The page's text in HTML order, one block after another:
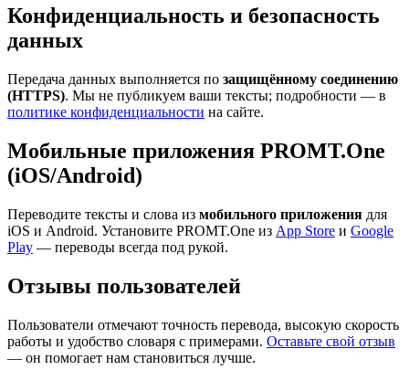
Конфиденциальность и безопасность
данных
Передача данных выполняется по защищённому соединению
(HTTPS). Мы не публикуем ваши тексты; подробности — в
политике конфиденциальности на сайте.
Мобильные приложения PROMT.One
(iOS/Android)
Переводите тексты и слова из мобильного приложения для
iOS и Android. Установите PROMT.One из App Store и Google
Play — переводы всегда под рукой.
Отзывы пользователей
Пользователи отмечают точность перевода, высокую скорость
работы и удобство словаря с примерами. Оставьте свой отзыв
— он помогает нам становиться лучше.